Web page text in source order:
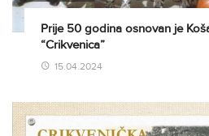
Prije 50 godina osnovan je
“Crikvenica”
15.04.2024